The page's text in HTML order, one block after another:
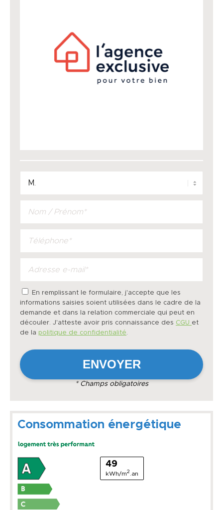
En remplissant le formulaire, j'accepte que les
informations saisies soient utilisées dans le cadre de la
demande et dans la relation commerciale qui peut en
découler. J'atteste avoir pris connaissance des CGU et
de la politique de confidentialité.
* Champs obligatoires
Consommation énergétique
49
kWh/m2 .an